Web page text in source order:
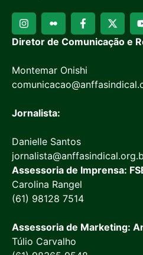
Diretor de Comunicação e
Montemar Onishi
Jornalista:
Danielle Santos
Assessoria de Imprensa:
Carolina Rangel
(61) 98128 7514
Assessoria de Marketing:
Túlio Carvalho